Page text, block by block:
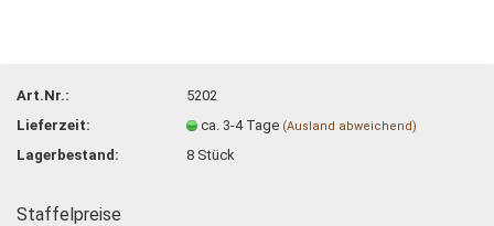
Art.Nr.:
5202
Lieferzeit:
ca. 3-4 Tage (Ausland abweichend)
Lagerbestand: 8 Stück
Staffelpreise